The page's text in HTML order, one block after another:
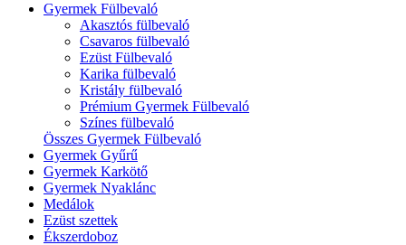
Gyermek Fülbevaló
Akasztós fülbevaló
Csavaros fülbevaló
Ezüst Fülbevaló
Karika fülbevaló
Kristály fülbevaló
Prémium Gyermek Fülbevaló
Színes fülbevaló
Összes Gyermek Fülbevaló
Gyermek Gyűrű
Gyermek Karkötő
Gyermek Nyaklánc
Medálok
Ezüst szettek
Ékszerdoboz